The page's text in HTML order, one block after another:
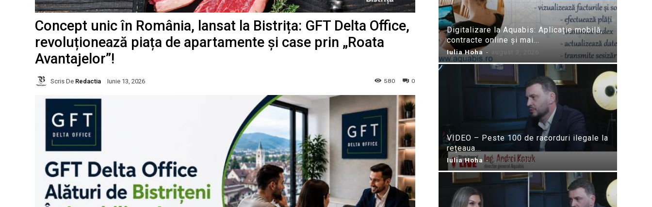
Concept unic în România, lansat la Bistrița: GFT Delta Office,
revoluționează piața de apartamente și case prin „Roata
Avantajelor”!
Scris De Redactia Iunie 13, 2026 0
580
Digitalizare la Aquabis: Aplicație mobilă,
contracte online și mai...
Iulia Hoha - august 3, 2026
VIDEO – Peste 100 de racorduri ilegale la
rețeaua...
Iulia Hoha - iulie 31, 2026